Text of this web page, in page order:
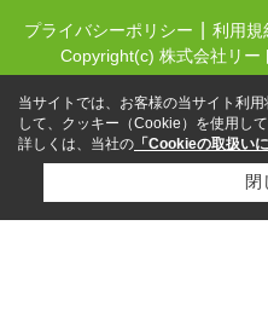
プライバシーポリシー 利用規
Copyright(c) 株式会社リ
当サイトでは、お客様の当サイト利
して、クッキー（Cookie）を使用して
詳しくは、当社の 「Cookieの取扱い
閉